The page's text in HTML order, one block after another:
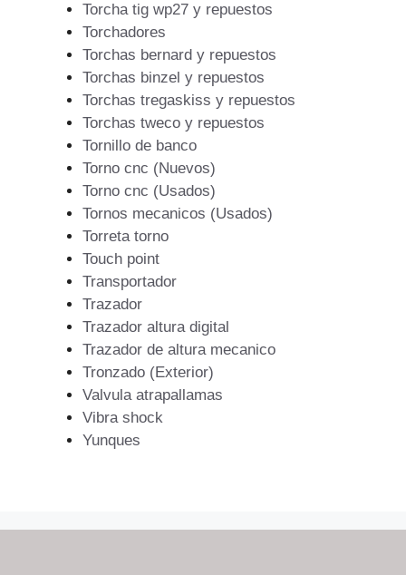
Torcha tig wp27 y repuestos
Torchadores
Torchas bernard y repuestos
Torchas binzel y repuestos
Torchas tregaskiss y repuestos
Torchas tweco y repuestos
Tornillo de banco
Torno cnc (Nuevos)
Torno cnc (Usados)
Tornos mecanicos (Usados)
Torreta torno
Touch point
Transportador
Trazador
Trazador altura digital
Trazador de altura mecanico
Tronzado (Exterior)
Valvula atrapallamas
Vibra shock
Yunques